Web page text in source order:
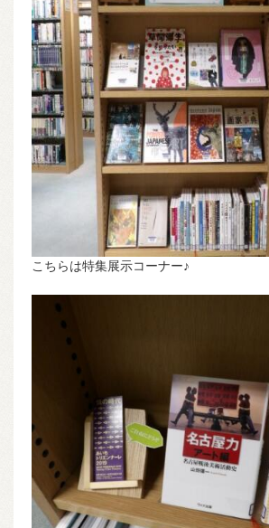
こちらは特集展示コーナー♪